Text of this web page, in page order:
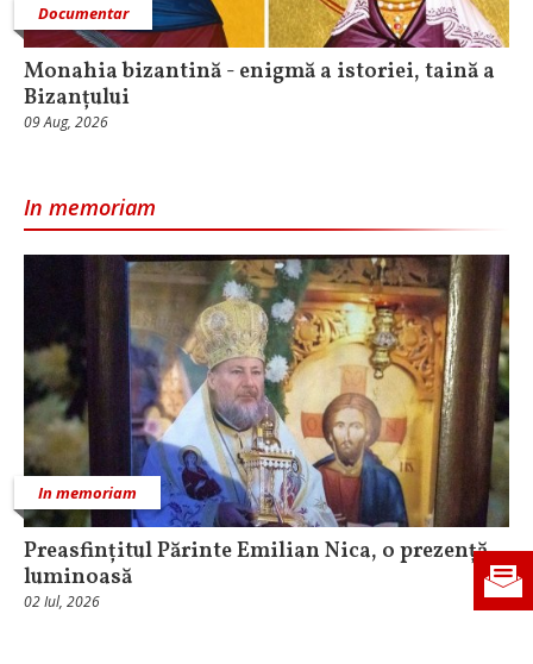
Documentar
Monahia bizantină - enigmă a istoriei, taină a
Bizanțului
09 Aug, 2026
In memoriam
In memoriam
Preasfințitul Părinte Emilian Nica, o prezență
luminoasă
02 Iul, 2026